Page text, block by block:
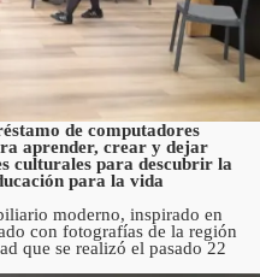
de computadores
aprender, crear y dejar
culturales para descubrir la
para la vida
moderno, inspirado en
con fotografías de la región
que se realizó el pasado 22